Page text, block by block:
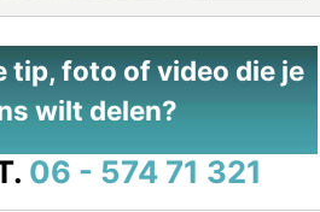
tip, foto of video die je
wilt delen?
06 - 574 71 321